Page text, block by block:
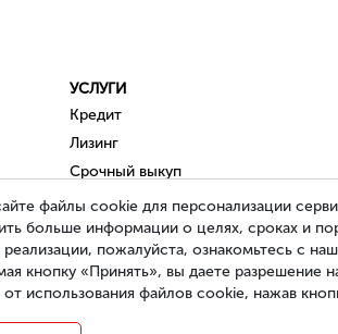
УСЛУГИ
Кредит
Лизинг
Срочный выкуп
Trade in / Обмен
Комиссионная продажа
файлы cookie для персонализации
больше информации о целях, сроках и
пожалуйста, ознакомьтесь с
кнопку «Принять», вы даете разрешение
использования файлов cookie, нажав